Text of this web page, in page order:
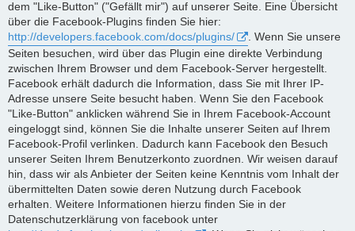
dem "Like-Button" ("Gefällt mir") auf unserer Seite. Eine Übersicht
über die Facebook-Plugins finden Sie hier:
http://developers.facebook.com/docs/plugins/
. Wenn Sie unsere
Seiten besuchen, wird über das Plugin eine direkte Verbindung
zwischen Ihrem Browser und dem Facebook-Server hergestellt.
Facebook erhält dadurch die Information, dass Sie mit Ihrer IP-
Adresse unsere Seite besucht haben. Wenn Sie den Facebook
"Like-Button" anklicken während Sie in Ihrem Facebook-Account
eingeloggt sind, können Sie die Inhalte unserer Seiten auf Ihrem
Facebook-Profil verlinken. Dadurch kann Facebook den Besuch
unserer Seiten Ihrem Benutzerkonto zuordnen. Wir weisen darauf
hin, dass wir als Anbieter der Seiten keine Kenntnis vom Inhalt der
übermittelten Daten sowie deren Nutzung durch Facebook
erhalten. Weitere Informationen hierzu finden Sie in der
Datenschutzerklärung von facebook unter